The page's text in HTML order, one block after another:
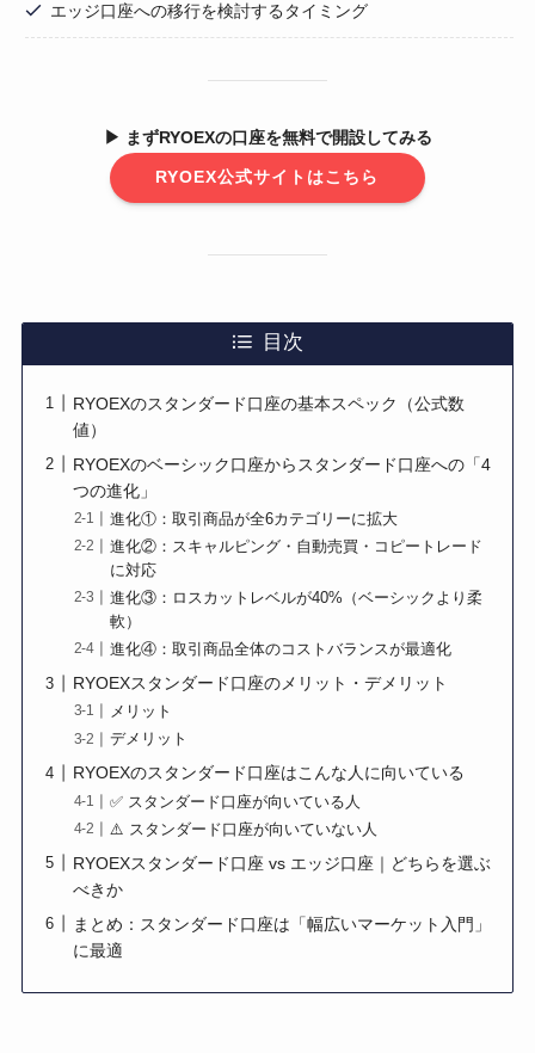
エッジ口座への移行を検討するタイミング
▶ まずRYOEXの口座を無料で開設してみる
RYOEX公式サイトはこちら
目次
RYOEXのスタンダード口座の基本スペック（公式数
値）
RYOEXのベーシック口座からスタンダード口座への「4
つの進化」
進化①：取引商品が全6カテゴリーに拡大
進化②：スキャルピング・自動売買・コピートレード
に対応
進化③：ロスカットレベルが40%（ベーシックより柔
軟）
進化④：取引商品全体のコストバランスが最適化
RYOEXスタンダード口座のメリット・デメリット
メリット
デメリット
RYOEXのスタンダード口座はこんな人に向いている
✅ スタンダード口座が向いている人
⚠️ スタンダード口座が向いていない人
RYOEXスタンダード口座 vs エッジ口座｜どちらを選ぶ
べきか
まとめ：スタンダード口座は「幅広いマーケット入門」
に最適